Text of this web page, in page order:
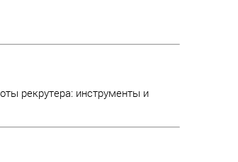
рекрутера: инструменты и